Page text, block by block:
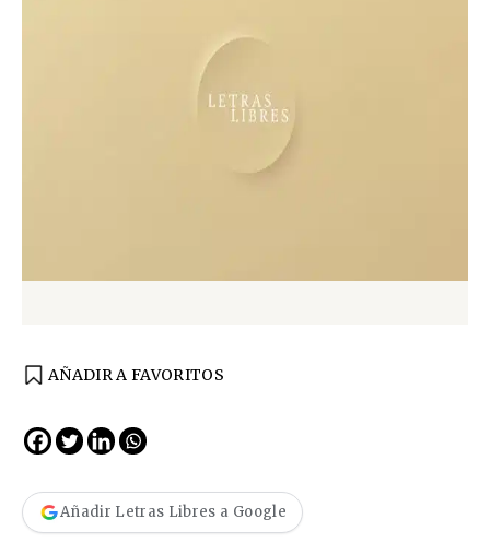
AÑADIR A FAVORITOS
Añadir Letras Libres a Google